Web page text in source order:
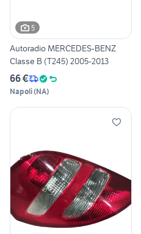
5
Autoradio MERCEDES-BENZ
Classe B (T245) 2005-2013
66 €
Napoli(NA)